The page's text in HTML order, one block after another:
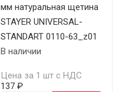
мм натуральная щетина
STAYER UNIVERSAL-
STANDART 0110-63_z01
В наличии
Цена за 1 шт с НДС
137 ₽